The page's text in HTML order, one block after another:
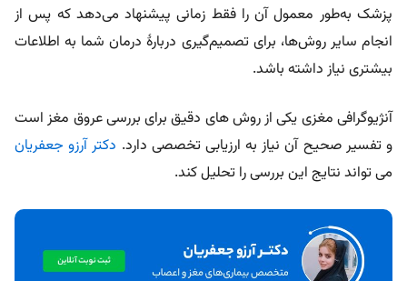
پزشک به‌طور معمول آن را فقط زمانی پیشنهاد می‌دهد که پس از
انجام سایر روش‌ها، برای تصمیم‌گیری دربارۀ درمان شما به اطلاعات
بیشتری نیاز داشته باشد.
آنژیوگرافی مغزی یکی از روش‌ های دقیق برای بررسی عروق مغز است
و تفسیر صحیح آن نیاز به ارزیابی تخصصی دارد. دکتر آرزو جعفریان
می‌ تواند نتایج این بررسی را تحلیل کند.